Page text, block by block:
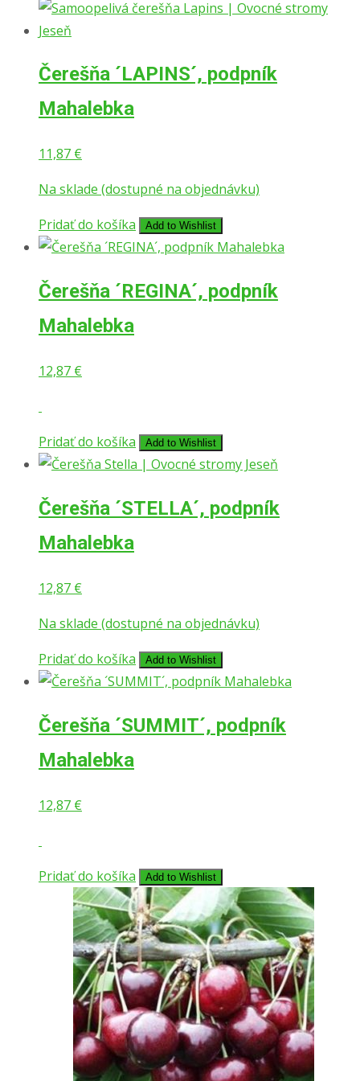
Čerešňa ´LAPINS´, podpník
Mahalebka
11,87 €
Na sklade (dostupné na objednávku)
Pridať do košíka
Add to Wishlist
Čerešňa ´REGINA´, podpník
Mahalebka
12,87 €
Pridať do košíka Add to Wishlist
Čerešňa ´STELLA´, podpník
Mahalebka
12,87 €
Na sklade (dostupné na objednávku)
Pridať do košíka
Add to Wishlist
Čerešňa ´SUMMIT´, podpník
Mahalebka
12,87 €
Pridať do košíka Add to Wishlist